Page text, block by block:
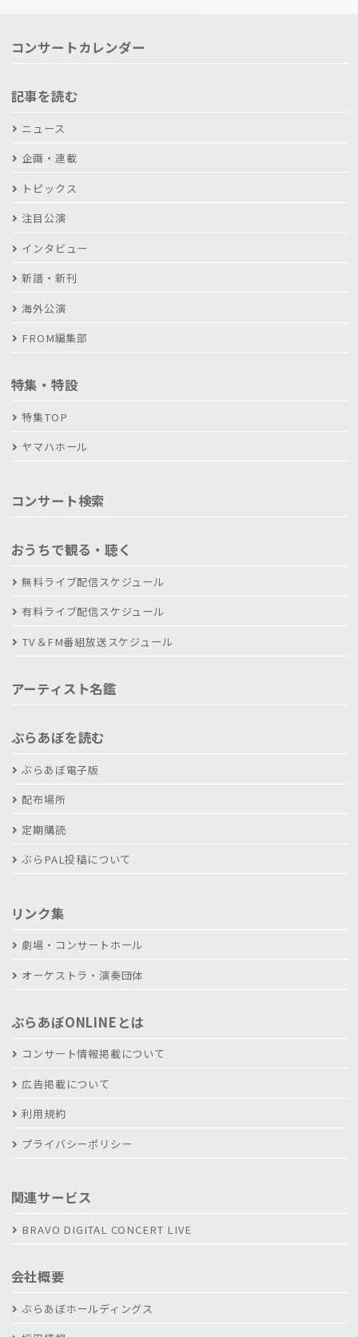
コンサートカレンダー
記事を読む
ニュース
企画・連載
トピックス
注目公演
インタビュー
新譜・新刊
海外公演
FROM編集部
特集・特設
特集TOP
ヤマハホール
コンサート検索
おうちで観る・聴く
無料ライブ配信スケジュール
有料ライブ配信スケジュール
TV＆FM番組放送スケジュール
アーティスト名鑑
ぶらあぼを読む
ぶらあぼ電子版
配布場所
定期購読
ぶらPAL投稿について
リンク集
劇場・コンサートホール
オーケストラ・演奏団体
ぶらあぼONLINEとは
コンサート情報掲載について
広告掲載について
利用規約
プライバシーポリシー
関連サービス
BRAVO DIGITAL CONCERT LIVE
会社概要
ぶらあぼホールディングス